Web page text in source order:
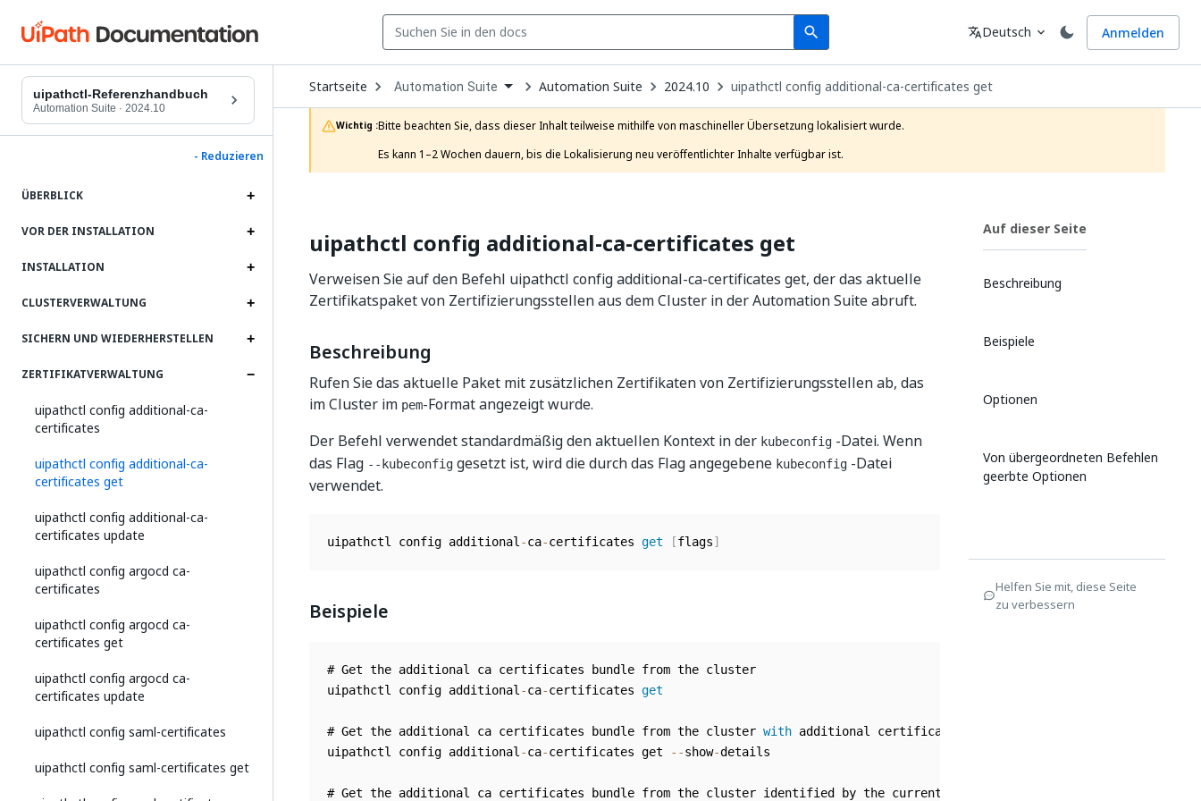
search
Search Sprache
translateDeutsch expand_more Anmelden
uipathctl-Referenzhandbuch
Automation Suite · 2024.10
- Reduzieren
ÜBERBLICK
VOR DER INSTALLATION
INSTALLATION
CLUSTERVERWALTUNG
SICHERN UND WIEDERHERSTELLEN
ZERTIFIKATVERWALTUNG
uipathctl config additional-ca-
certificates
uipathctl config additional-ca-
certificates get
uipathctl config additional-ca-
certificates update
uipathctl config argocd ca-
certificates
uipathctl config argocd ca-
certificates get
uipathctl config argocd ca-
certificates update
uipathctl config saml-certificates
uipathctl config saml-certificates get
Startseite Open
Dropdown
to
choose
product
Automation Suite Automation Suite 2024.10 uipathctl config additional-ca-certificates get
Wichtig :Bitte beachten Sie, dass dieser Inhalt teilweise mithilfe von maschineller Übersetzung lokalisiert wurde.
Es kann 1–2 Wochen dauern, bis die Lokalisierung neu veröffentlichter Inhalte verfügbar ist.
uipathctl config additional-ca-certificates get
Verweisen Sie auf den Befehl uipathctl config additional-ca-certificates get, der das aktuelle
Zertifikatspaket von Zertifizierungsstellen aus dem Cluster in der Automation Suite abruft.
Beschreibung
Rufen Sie das aktuelle Paket mit zusätzlichen Zertifikaten von Zertifizierungsstellen ab, das
im Cluster im pem-Format angezeigt wurde.
Der Befehl verwendet standardmäßig den aktuellen Kontext in der kubeconfig -Datei. Wenn
das Flag --kubeconfig gesetzt ist, wird die durch das Flag angegebene kubeconfig -Datei
verwendet.
uipathctl config additional -ca-certificates get [flags]
Beispiele
# Get the additional ca certificates bundle from the cluster
uipathctl config additional -ca-certificates get
# Get the additional ca certificates bundle from the cluster with additional certificate information
uipathctl config additional -ca-certificates get --show-details
# Get the additional ca certificates bundle from the cluster identified by the current context
Auf dieser Seite
Beschreibung
Beispiele
Optionen
Von übergeordneten Befehlen
geerbte Optionen
Helfen Sie mit, diese Seite
zu verbessern